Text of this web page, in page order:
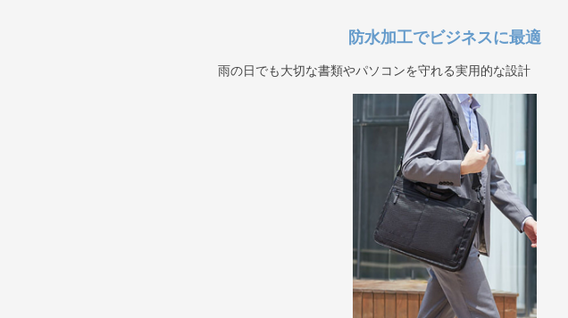
防水加工でビジネスに最適
雨の日でも大切な書類やパソコンを守れる実用的な設計